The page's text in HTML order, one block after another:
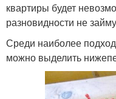
квартиры будет
разновидности не
Среди наиболее
можно выделить